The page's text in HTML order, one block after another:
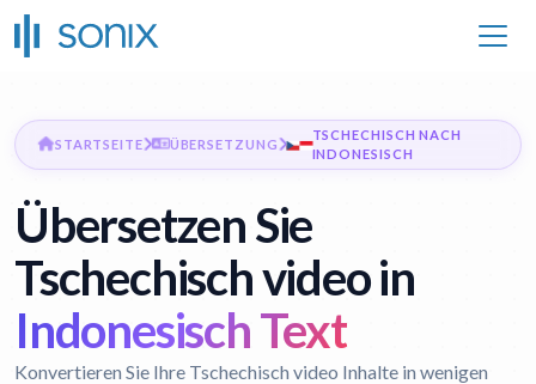
STARTSEITE ÜBERSETZUNG
TSCHECHISCH NACH
INDONESISCH
Übersetzen Sie
Tschechisch video in
Indonesisch Text
Konvertieren Sie Ihre Tschechisch video Inhalte in wenigen